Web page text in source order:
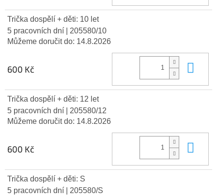
Trička dospělí + děti: 10 let
5 pracovních dní
| 205580/10
Můžeme doručit do: 14.8.2026
600 Kč
Trička dospělí + děti: 12 let
5 pracovních dní
| 205580/12
Můžeme doručit do: 14.8.2026
600 Kč
Trička dospělí + děti: S
5 pracovních dní
| 205580/S